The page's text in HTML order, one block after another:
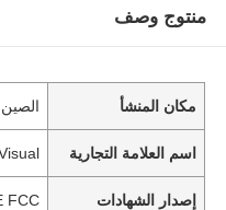
منتوج وصف
مكان المنشأ الصين
اسم العلامة التجارية
إصدار الشهادات FCC